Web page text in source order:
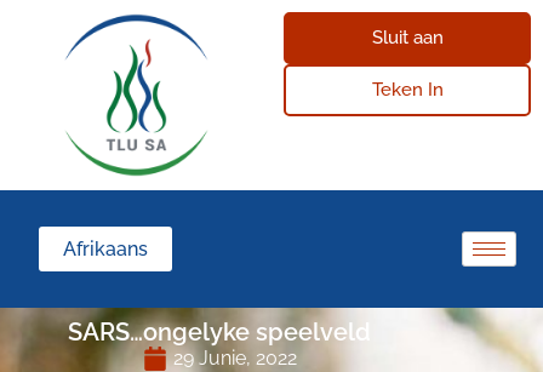
Sluit aan
Teken In
Afrikaans
SARS…ongelyke speelveld
29 Junie, 2022